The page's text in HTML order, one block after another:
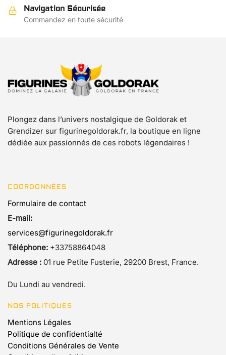
page
Navigation Sécurisée
Commandez en toute sécurité
Plongez dans l’univers nostalgique de Goldorak et
Grendizer sur figurinegoldorak.fr, la boutique en ligne
dédiée aux passionnés de ces robots légendaires !
COORDONNÉES
Formulaire de contact
E-mail:
services@figurinegoldorak.fr
Téléphone: +33758864048
Adresse : 01 rue Petite Fusterie, 29200 Brest, France.
Du Lundi au vendredi.
NOS POLITIQUES
Mentions Légales
Politique de confidentialté
Conditions Générales de Vente